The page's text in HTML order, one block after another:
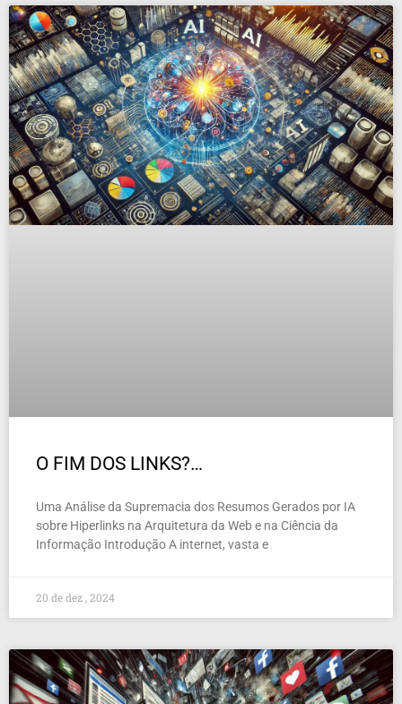
O FIM DOS LINKS?…
Uma Análise da Supremacia dos Resumos Gerados por IA
sobre Hiperlinks na Arquitetura da Web e na Ciência da
Informação Introdução A internet, vasta e
20 de dez , 2024